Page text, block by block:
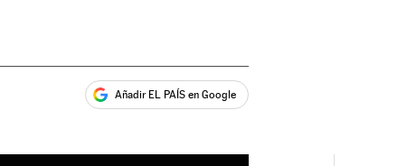
Añadir EL PAÍS en Google